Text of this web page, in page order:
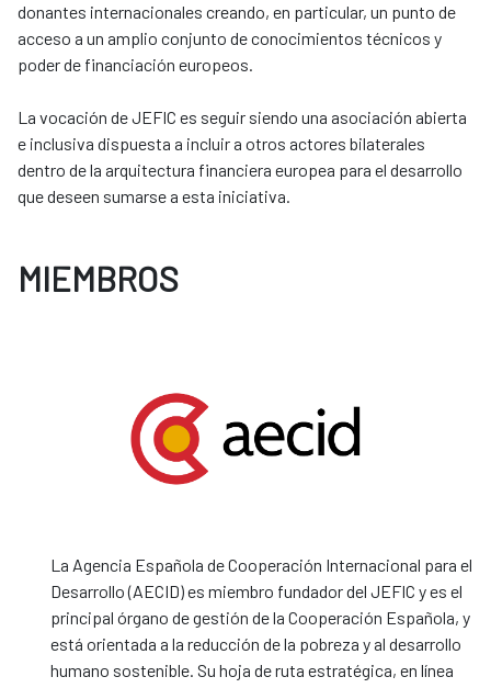
donantes internacionales creando, en particular, un punto de
acceso a un amplio conjunto de conocimientos técnicos y
poder de financiación europeos.
La vocación de JEFIC es seguir siendo una asociación abierta
e inclusiva dispuesta a incluir a otros actores bilaterales
dentro de la arquitectura financiera europea para el desarrollo
que deseen sumarse a esta iniciativa.
MIEMBROS
La Agencia Española de Cooperación Internacional para el
Desarrollo (AECID) es miembro fundador del JEFIC y es el
principal órgano de gestión de la Cooperación Española, y
está orientada a la reducción de la pobreza y al desarrollo
humano sostenible. Su hoja de ruta estratégica, en línea